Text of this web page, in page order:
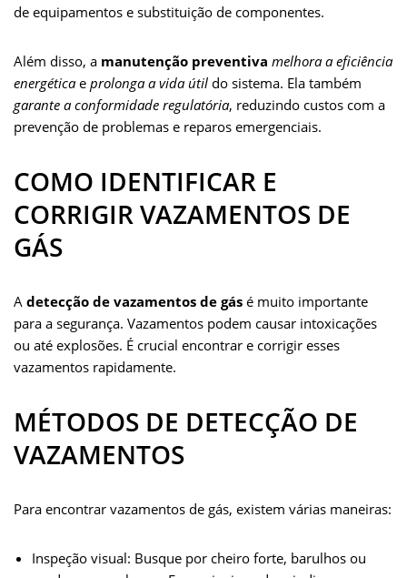
de equipamentos e substituição de componentes.
Além disso, a manutenção preventiva melhora a eficiência
energéticae prolonga a vida útil do sistema. Ela também
garante a conformidade regulatória, reduzindo custos com a
prevenção de problemas e reparos emergenciais.
COMO IDENTIFICAR E
CORRIGIR VAZAMENTOS DE
GÁS
A detecção de vazamentos de gás é muito importante
para a segurança. Vazamentos podem causar intoxicações
ou até explosões. É crucial encontrar e corrigir esses
vazamentos rapidamente.
MÉTODOS DE DETECÇÃO DE
VAZAMENTOS
Para encontrar vazamentos de gás, existem várias maneiras:
Inspeção visual: Busque por cheiro forte, barulhos ou